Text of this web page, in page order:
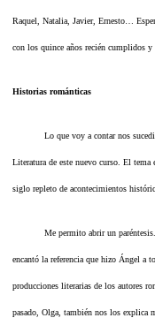
Raquel, Natalia, Javier, Ernesto…
con los quince años recién cumplidos y
Historias románticas
Lo que voy a contar nos sucedió
Literatura de este nuevo curso. El
siglo repleto de acontecimientos
Me permito abrir un paréntesis.
encantó la referencia que hizo Ángel a
producciones literarias de los autores
pasado, Olga, también nos los explica